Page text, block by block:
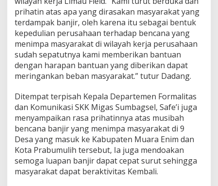
prihatin atas apa yang dirasakan masyarakat yang
terdampak banjir, oleh karena itu sebagai bentuk
kepedulian perusahaan terhadap bencana yang
menimpa masyarakat di wilayah kerja perusahaan
sudah sepatutnya kami memberikan bantuan
dengan harapan bantuan yang diberikan dapat
meringankan beban masyarakat.” tutur Dadang.
Ditempat terpisah Kepala Departemen Formalitas
dan Komunikasi SKK Migas Sumbagsel, Safe’i juga
menyampaikan rasa prihatinnya atas musibah
bencana banjir yang menimpa masyarakat di 9
Desa yang masuk ke Kabupaten Muara Enim dan
Kota Prabumulih tersebut, Ia juga mendoakan
semoga luapan banjir dapat cepat surut sehingga
masyarakat dapat beraktivitas Kembali.